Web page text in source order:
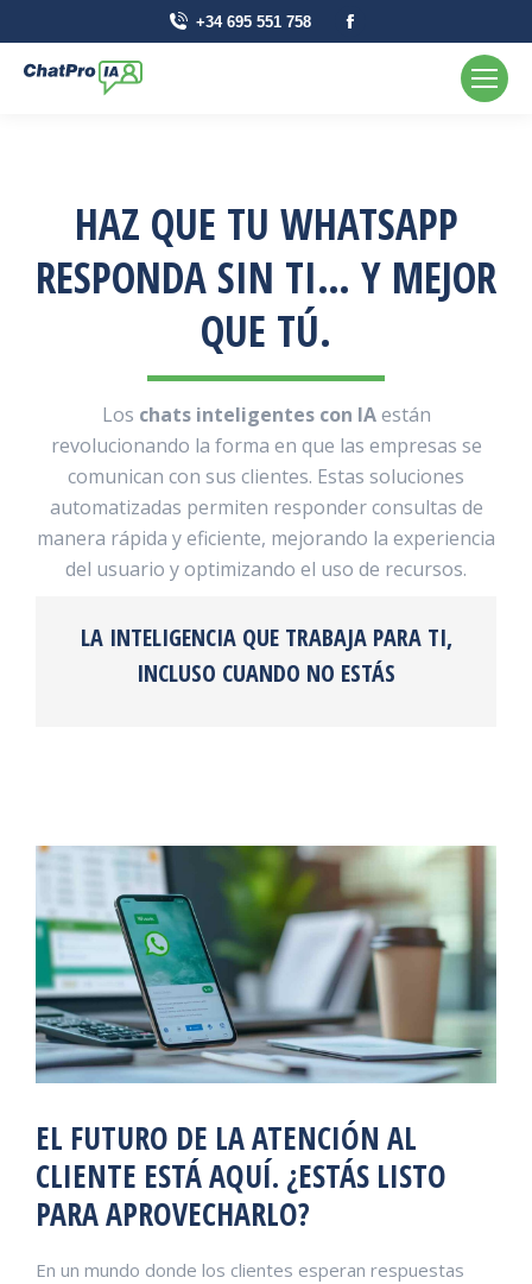
+34 695 551 758
una
ventana
nueva
HAZ QUE TU WHATSAPP
RESPONDA SIN TI… Y MEJOR
QUE TÚ.
Los chats inteligentes con IAestán
revolucionando la forma en que las empresas se
comunican con sus clientes. Estas soluciones
automatizadas permiten responder consultas de
manera rápida y eficiente, mejorando la experiencia
del usuario y optimizando el uso de recursos.
LA INTELIGENCIA QUE TRABAJA PARA TI,
INCLUSO CUANDO NO ESTÁS
EL FUTURO DE LA ATENCIÓN AL
CLIENTE ESTÁ AQUÍ. ¿ESTÁS LISTO
PARA APROVECHARLO?
En un mundo donde los clientes esperan respuestas